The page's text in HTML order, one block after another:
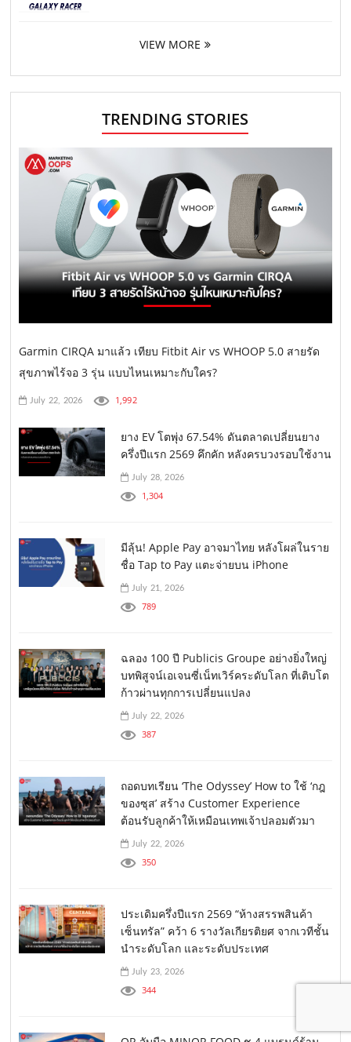
VIEW MORE
TRENDING STORIES
Garmin CIRQA มาแล้ว เทียบ Fitbit Air vs WHOOP 5.0 สายรัด
สุขภาพไร้จอ 3 รุ่น แบบไหนเหมาะกับใคร?
July 22, 2026 1,992
ยาง EV โตพุ่ง 67.54% ดันตลาดเปลี่ยนยาง
ครึ่งปีแรก 2569 คึกคัก หลังครบวงรอบใช้งาน
July 28, 2026
1,304
มีลุ้น! Apple Pay อาจมาไทย หลังโผล่ในราย
ชื่อ Tap to Pay แตะจ่ายบน iPhone
July 21, 2026
789
ฉลอง 100 ปี Publicis Groupe อย่างยิ่งใหญ่
บทพิสูจน์เอเจนซี่เน็ทเวิร์คระดับโลก ที่เติบโต
ก้าวผ่านทุกการเปลี่ยนแปลง
July 22, 2026
387
ถอดบทเรียน ‘The Odyssey’ How to ใช้ ‘กฎ
ของซุส’ สร้าง Customer Experience
ต้อนรับลูกค้าให้เหมือนเทพเจ้าปลอมตัวมา
July 22, 2026
350
ประเดิมครึ่งปีแรก 2569 “ห้างสรรพสินค้า
เซ็นทรัล” คว้า 6 รางวัลเกียรติยศ จากเวทีชั้น
นำระดับโลก และระดับประเทศ
July 23, 2026
344